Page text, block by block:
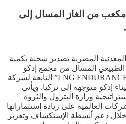
ألف متر مكعب من الغاز المسال إلى
المصرية تصدير شحنة بكمية
الطبيعي المسال من مجمع إدكو
للإسالة، عبر سفينة الشحن “LNG ENDURANCE” التابعة لشركة
إدكو متوجهة إلى تركيا. ويأتي
وزارة البترول والثروة
العالمية على زيادة إستثماراتها
دعم أنشطة الإستكشاف وتعزيز